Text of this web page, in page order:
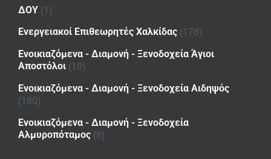
ΔΟΥ (1)
Ενεργειακοί Επιθεωρητές Χαλκίδας (178)
Ενοικιαζόμενα - Διαμονή - Ξενοδοχεία Άγιοι
Αποστόλοι (10)
Ενοικιαζόμενα - Διαμονή - Ξενοδοχεία Αιδηψός
(180)
Ενοικιαζόμενα - Διαμονή - Ξενοδοχεία
Αλμυροπόταμος (8)